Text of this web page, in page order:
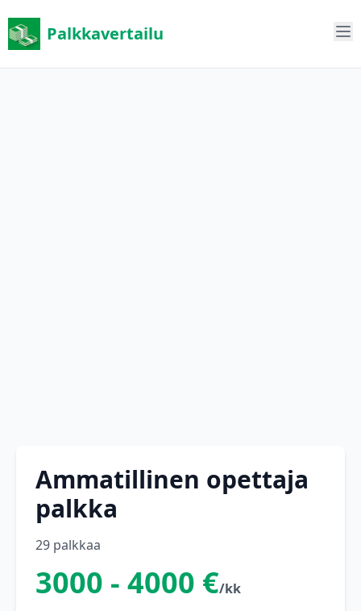
Palkkavertailu
Ammatillinen opettaja
palkka
29 palkkaa
3000 - 4000 €/kk